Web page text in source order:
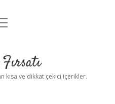
kısa ve dikkat çekici içerikler.